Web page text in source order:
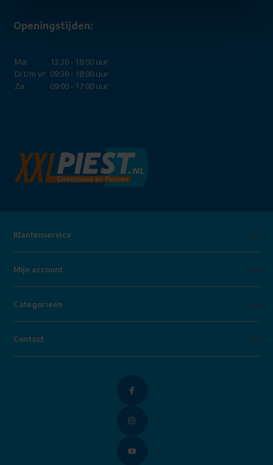
Openingstijden:
Ma:
13:30 - 18:00 uur
Di t/m vr: 09:30 - 18:00 uur
Za:
09:00 - 17:00 uur
Klantenservice
Mijn account
Categorieën
Contact